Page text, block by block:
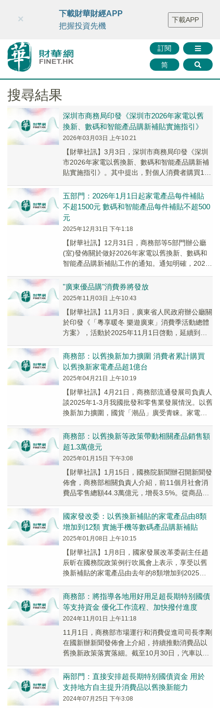
財華智庫網 FINTV FINMETA 財華證券 媒體矩陣
智庫沙龍
聯絡我們
訂閱
简
×
下載財華財經APP
把握投資先機
下載APP
搜尋結果
深圳市商務局印發《深圳市2026年家電以舊
換新、數碼和智能產品購新補貼實施指引》
2026年03月03日 上午10:21
​【財華社訊】3月3日，深圳市商務局印發《深圳
市2026年家電以舊換新、數碼和智能產品購新補
貼實施指引》。其中提出，對個人消費者購買1級
調、...
五部門：2026年1月1日起家電產品每件補貼
不超1500元 數碼和智能產品每件補貼不超500
元
2025年12月31日 下午1:18
【財華社訊】12月31日，商務部等5部門辦公廳
(室)發佈關於做好2026年家電以舊換新、數碼和
智能產品購新補貼工作的通知。通知明確，2026
"廣東優品購"消費券將發放
2025年11月03日 上午10:43
【財華社訊】11月3日，廣東省人民政府辦公廳關
於印發《「粵享暖冬 樂遊廣東」消費季活動總體
方案》，活動於2025年11月1日啓動，延續到
商務部：以舊換新加力擴圍 消費者累計購買
以舊換新家電產品超1億台
2025年04月21日 上午10:19
【財華社訊】4月21日，商務部流通發展司負責人
談2025年1-3月我國批發和零售業發展情況。以舊
換新加力擴圍，國貨「潮品」廣受青睐。家電以
商務部：以舊換新等政策帶動相關產品銷售額
超1.3萬億元
2025年01月15日 下午3:08
【財華社訊】1月15日，國務院新聞辦召開新聞發
佈會，商務部相關負責人介紹，前11個月社會消
費品零售總額44.3萬億元，增長3.5%。從商品消
國家發改委：以舊換新補貼的家電產品由8類
增加到12類 實施手機等數碼產品購新補貼
2025年01月08日 上午10:15
【財華社訊】1月8日，國家發展改革委副主任趙
辰昕在國務院政策例行吹風會上表示，享受以舊
換新補貼的家電產品由去年的8類增加到2025年
貼。...
商務部：將指導各地用好用足超長期特别國債
等支持資金 優化工作流程、加快撥付進度
2024年11月01日 上午11:18
11月1日，商務部市場運行和消費促進司司長李剛
在國新辦新聞發佈會上介紹，持續推動消費品以
舊換新政策落實落細。截至10月30日，汽車以舊
兩部門：直接安排超長期特别國債資金 用於
支持地方自主提升消費品以舊換新能力
2024年07月25日 下午3:08